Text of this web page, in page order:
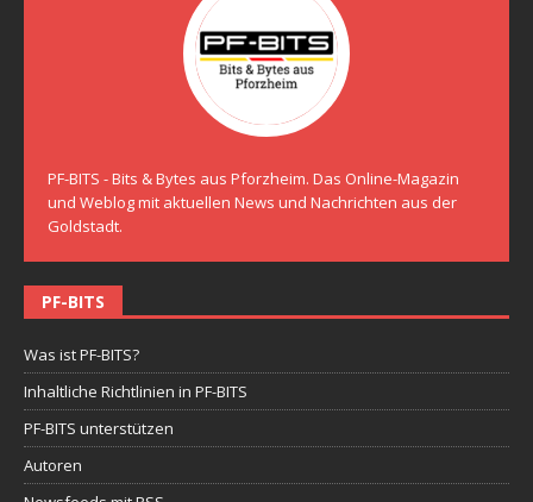
PF-BITS - Bits & Bytes aus Pforzheim. Das Online-Magazin
und Weblog mit aktuellen News und Nachrichten aus der
Goldstadt.
PF-BITS
Was ist PF-BITS?
Inhaltliche Richtlinien in PF-BITS
PF-BITS unterstützen
Autoren